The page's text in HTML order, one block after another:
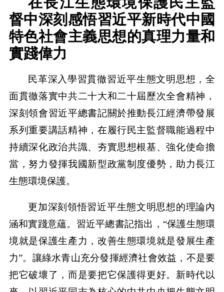
督中深刻感悟習近平新時代中國
特色社會主義思想的真理力量和
實踐偉力
民革深入學習貫徹習近平生態文明思想，全
面貫徹落實中共二十大和二十屆歷次全會精神，
深刻領會習近平總書記關於推動長江經濟帶發展
系列重要講話精神，在履行民主監督職能過程中
持續深化政治共識、夯實思想根基、強化使命擔
當，努力發揮我國新型政黨制度優勢，助力長江
生態環境保護。
更加深刻領悟習近平生態文明思想的理論內
涵和實踐意蘊。習近平總書記指出，“保護生態環
境就是保護生產力，改善生態環境就是發展生產
力”。讓綠水青山充分發揮經濟社會效益，不是要
把它破壞了，而是要把它保護得更好。新時代以